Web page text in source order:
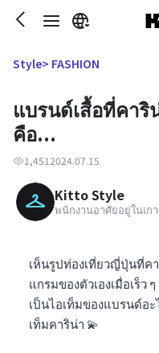
Style> FASHION
แบรนด์เสื้อที่คา
คือ...
1,4512024.07.15
Kitto Style
พนักงานอาศัยอยู่ในเก
เห็นรูปท่องเที่ยวญี่ปุ่นที่ค
แกรมของตัวเองเมื่อเร็ว
เป็นไอเท็มของแบรนด์อ
เท็มคาริน่า 💫